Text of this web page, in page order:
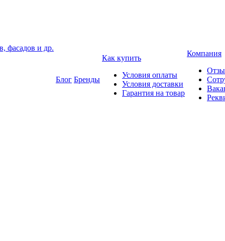
фасадов и др.
Блог Бренды
Как купить
Условия оплаты
Условия доставки
Гарантия на товар
Компания